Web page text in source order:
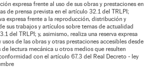
expresa frente al uso de sus obras y prestaciones en
de prensa prevista en el artículo 32.1 del TRLPI;
expresa frente a la reproducción, distribución y
sus trabajos y artículos sobre temas de actualidad
del TRLPI; y, asimismo, realiza una reserva expresa
de las obras y otras prestaciones accesibles desde
lectura mecánica u otros medios que resulten
con el artículo 67.3 del Real Decreto - ley